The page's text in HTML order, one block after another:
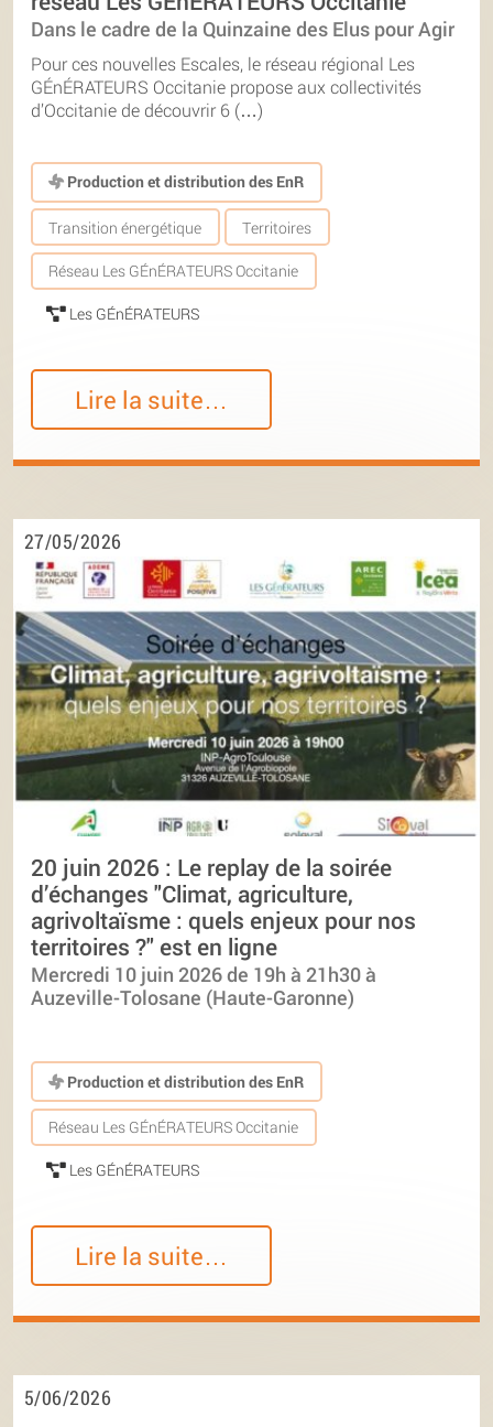
Dans le cadre de la Quinzaine des Elus pour Agir
Pour ces nouvelles Escales, le réseau régional Les
GÉnÉRATEURS Occitanie propose aux collectivités
d’Occitanie de découvrir 6 (…)
Production et distribution des EnR
Transition énergétique Territoires
Réseau Les GÉnÉRATEURS Occitanie
Les GÉnÉRATEURS
Lire la suite…
27/05/2026
20 juin 2026 : Le replay de la soirée
d’échanges "Climat, agriculture,
agrivoltaïsme : quels enjeux pour nos
territoires ?" est en ligne
Mercredi 10 juin 2026 de 19h à 21h30 à
Auzeville-Tolosane (Haute-Garonne)
Production et distribution des EnR
Réseau Les GÉnÉRATEURS Occitanie
Les GÉnÉRATEURS
Lire la suite…
5/06/2026